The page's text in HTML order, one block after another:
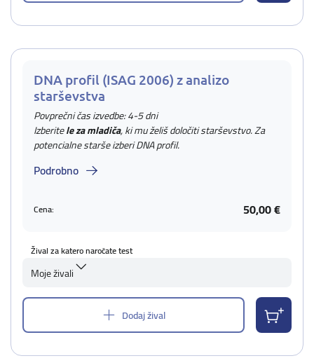
DNA profil (ISAG 2006) z analizo
starševstva
Povprečni čas izvedbe: 4-5 dni
Izberitele za mladiča, ki mu želiš določiti starševstvo. Za
potencialne starše izberi DNA profil.
Podrobno
Cena: 50,00 €
Žival za katero naročate test
Moje živali
Dodaj žival